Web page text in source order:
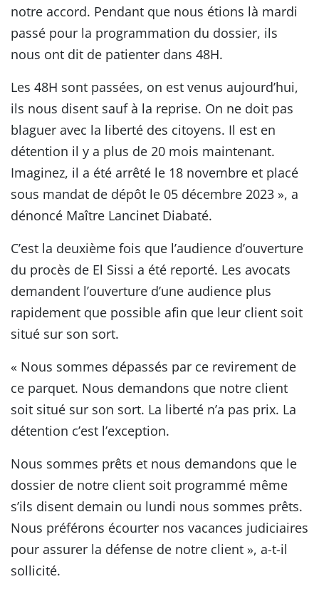
notre accord. Pendant que nous étions là mardi
passé pour la programmation du dossier, ils
nous ont dit de patienter dans 48H.
Les 48H sont passées, on est venus aujourd’hui,
ils nous disent sauf à la reprise. On ne doit pas
blaguer avec la liberté des citoyens. Il est en
détention il y a plus de 20 mois maintenant.
Imaginez, il a été arrêté le 18 novembre et placé
sous mandat de dépôt le 05 décembre 2023 », a
dénoncé Maître Lancinet Diabaté.
C’est la deuxième fois que l’audience d’ouverture
du procès de El Sissi a été reporté. Les avocats
demandent l’ouverture d’une audience plus
rapidement que possible afin que leur client soit
situé sur son sort.
« Nous sommes dépassés par ce revirement de
ce parquet. Nous demandons que notre client
soit situé sur son sort. La liberté n’a pas prix. La
détention c’est l’exception.
Nous sommes prêts et nous demandons que le
dossier de notre client soit programmé même
s’ils disent demain ou lundi nous sommes prêts.
Nous préférons écourter nos vacances judiciaires
pour assurer la défense de notre client », a-t-il
sollicité.